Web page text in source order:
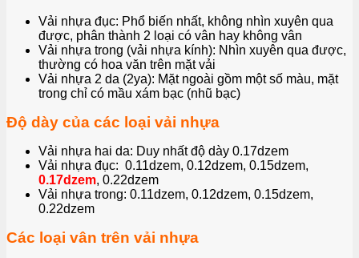
Vải nhựa đục: Phổ biến nhất, không nhìn xuyên qua
được, phân thành 2 loại có vân hay không vân
Vải nhựa trong (vải nhựa kính): Nhìn xuyên qua được,
thường có hoa văn trên mặt vải
Vải nhựa 2 da (2ya): Mặt ngoài gồm một số màu, mặt
trong chỉ có mầu xám bạc (nhũ bạc)
Độ dày của các loại vải nhựa
Vải nhựa hai da: Duy nhất độ dày 0.17dzem
Vải nhựa đục: 0.11dzem, 0.12dzem, 0.15dzem,
0.17dzem, 0.22dzem
Vải nhựa trong: 0.11dzem, 0.12dzem, 0.15dzem,
0.22dzem
Các loại vân trên vải nhựa